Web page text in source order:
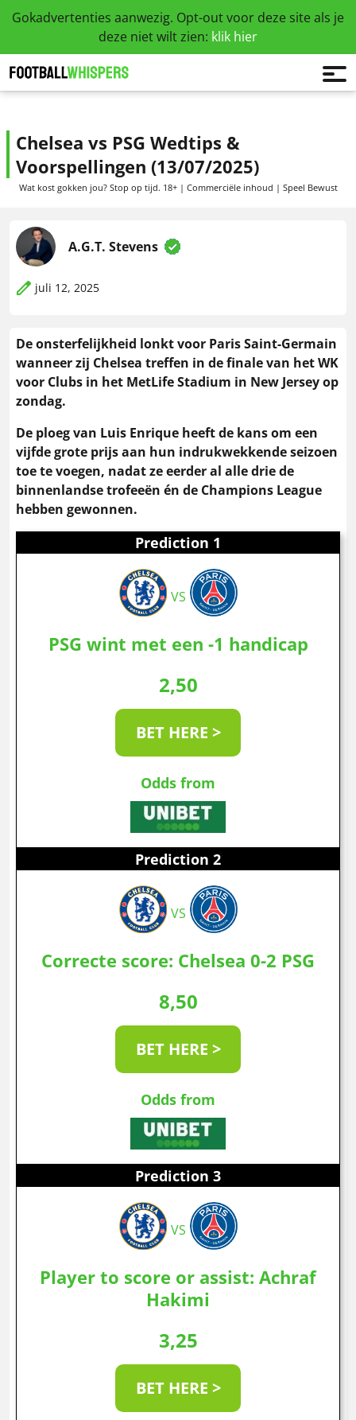
Gokadvertenties aanwezig. Opt-out voor deze site als je
deze niet wilt zien: klik hier
Chelsea vs PSG Wedtips &
Voorspellingen (13/07/2025)
Wat kost gokken jou? Stop op tijd. 18+ | Commerciële inhoud | Speel Bewust
A.G.T. Stevens
juli 12, 2025
De onsterfelijkheid lonkt voor Paris Saint-Germain
wanneer zij Chelsea treffen in de finale van het WK
voor Clubs in het MetLife Stadium in New Jersey op
zondag.
De ploeg van Luis Enrique heeft de kans om een
vijfde grote prijs aan hun indrukwekkende seizoen
toe te voegen, nadat ze eerder al alle drie de
binnenlandse trofeeën én de Champions League
hebben gewonnen.
Prediction 1
VS
PSG wint met een -1 handicap
2,50
BET HERE >
Odds from
Prediction 2
VS
Correcte score: Chelsea 0-2 PSG
8,50
BET HERE >
Odds from
Prediction 3
VS
Player to score or assist: Achraf
Hakimi
3,25
BET HERE >